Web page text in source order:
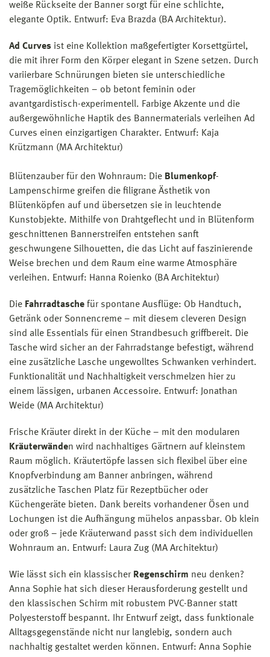
weiße Rückseite der Banner sorgt für eine schlichte,
elegante Optik. Entwurf: Eva Brazda (BA Architektur).
Ad Curves ist eine Kollektion maßgefertigter Korsettgürtel,
die mit ihrer Form den Körper elegant in Szene setzen. Durch
variierbare Schnürungen bieten sie unterschiedliche
Tragemöglichkeiten – ob betont feminin oder
avantgardistisch-experimentell. Farbige Akzente und die
außergewöhnliche Haptik des Bannermaterials verleihen Ad
Curves einen einzigartigen Charakter. Entwurf: Kaja
Krützmann (MA Architektur)
Blütenzauber für den Wohnraum: Die Blumenkopf-
Lampenschirme greifen die filigrane Ästhetik von
Blütenköpfen auf und übersetzen sie in leuchtende
Kunstobjekte. Mithilfe von Drahtgeflecht und in Blütenform
geschnittenen Bannerstreifen entstehen sanft
geschwungene Silhouetten, die das Licht auf faszinierende
Weise brechen und dem Raum eine warme Atmosphäre
verleihen. Entwurf: Hanna Roienko (BA Architektur)
Die Fahrradtasche für spontane Ausflüge: Ob Handtuch,
Getränk oder Sonnencreme – mit diesem cleveren Design
sind alle Essentials für einen Strandbesuch griffbereit. Die
Tasche wird sicher an der Fahrradstange befestigt, während
eine zusätzliche Lasche ungewolltes Schwanken verhindert.
Funktionalität und Nachhaltigkeit verschmelzen hier zu
einem lässigen, urbanen Accessoire. Entwurf: Jonathan
Weide (MA Architektur)
Frische Kräuter direkt in der Küche – mit den modularen
Kräuterwänden wird nachhaltiges Gärtnern auf kleinstem
Raum möglich. Kräutertöpfe lassen sich flexibel über eine
Knopfverbindung am Banner anbringen, während
zusätzliche Taschen Platz für Rezeptbücher oder
Küchengeräte bieten. Dank bereits vorhandener Ösen und
Lochungen ist die Aufhängung mühelos anpassbar. Ob klein
oder groß – jede Kräuterwand passt sich dem individuellen
Wohnraum an. Entwurf: Laura Zug (MA Architektur)
Wie lässt sich ein klassischer Regenschirm neu denken?
Anna Sophie hat sich dieser Herausforderung gestellt und
den klassischen Schirm mit robustem PVC-Banner statt
Polyesterstoff bespannt. Ihr Entwurf zeigt, dass funktionale
Alltagsgegenstände nicht nur langlebig, sondern auch
nachhaltig gestaltet werden können. Entwurf: Anna Sophie